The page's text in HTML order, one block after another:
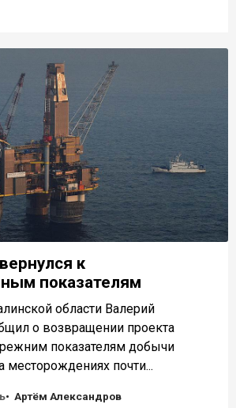
к
показателям
области Валерий
о возвращении проекта
показателям добычи
месторождениях почти...
Артём Александров